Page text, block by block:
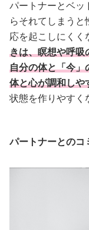
パートナーとベッ
らそれてしまうと
応を起こしにくく
きは、瞑想や呼吸
自分の体と「今」
体と心が調和しや
状態を作りやすく
パートナーとのコ